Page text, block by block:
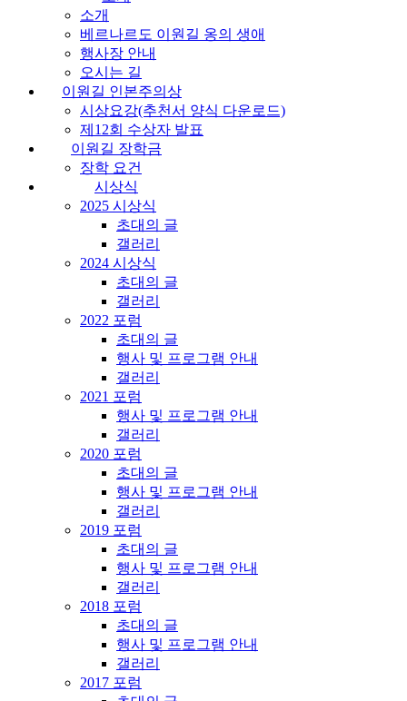
소개
베르나르도 이원길 옹의 생애
행사장 안내
오시는 길
이원길 인본주의상
시상요강(추천서 양식 다운로드)
제12회 수상자 발표
이원길 장학금
장학 요건
시상식
2025 시상식
초대의 글
갤러리
2024 시상식
초대의 글
갤러리
2022 포럼
초대의 글
행사 및 프로그램 안내
갤러리
2021 포럼
행사 및 프로그램 안내
갤러리
2020 포럼
초대의 글
행사 및 프로그램 안내
갤러리
2019 포럼
초대의 글
행사 및 프로그램 안내
갤러리
2018 포럼
초대의 글
행사 및 프로그램 안내
갤러리
2017 포럼